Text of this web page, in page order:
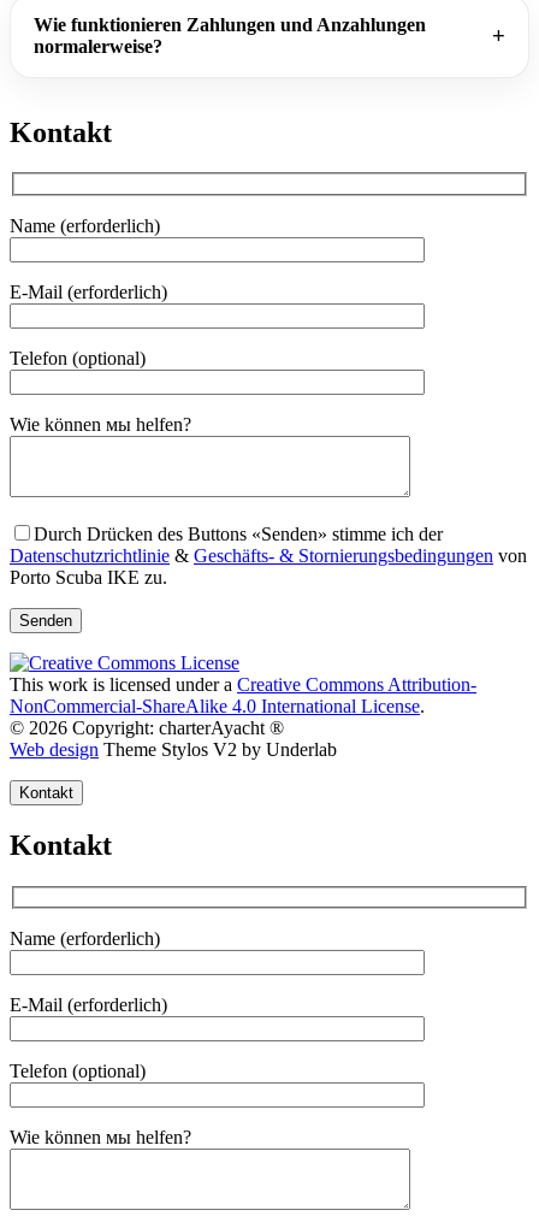
Wie funktionieren Zahlungen und Anzahlungen
normalerweise?
Kontakt
Name (erforderlich)
E-Mail (erforderlich)
Telefon (optional)
Gender
Wie können мы helfen?
Durch Drücken des Buttons «Senden» stimme ich der
Datenschutzrichtlinie & Geschäfts- & Stornierungsbedingungen von
Porto Scuba IKE zu.
This work is licensed under a Creative Commons Attribution-
NonCommercial-ShareAlike 4.0 International License.
© 2026 Copyright: charterAyacht ®
Web design Theme Stylos V2 by Underlab
Kontakt
Kontakt
Name (erforderlich)
E-Mail (erforderlich)
Telefon (optional)
Gender
Wie können мы helfen?